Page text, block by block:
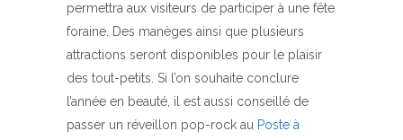
permettra aux visiteurs de participer à une fête
foraine. Des manèges ainsi que plusieurs
attractions seront disponibles pour le plaisir
des tout-petits. Si l’on souhaite conclure
l’année en beauté, il est aussi conseillé de
passer un réveillon pop-rock au Poste à